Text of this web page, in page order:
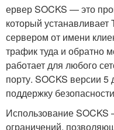
ервер SOCKS — это
который
сервером от имени
трафик туда и обратно
работает для любого
порту. SOCKS версии
поддержку
Использование SOCKS
ограничений,